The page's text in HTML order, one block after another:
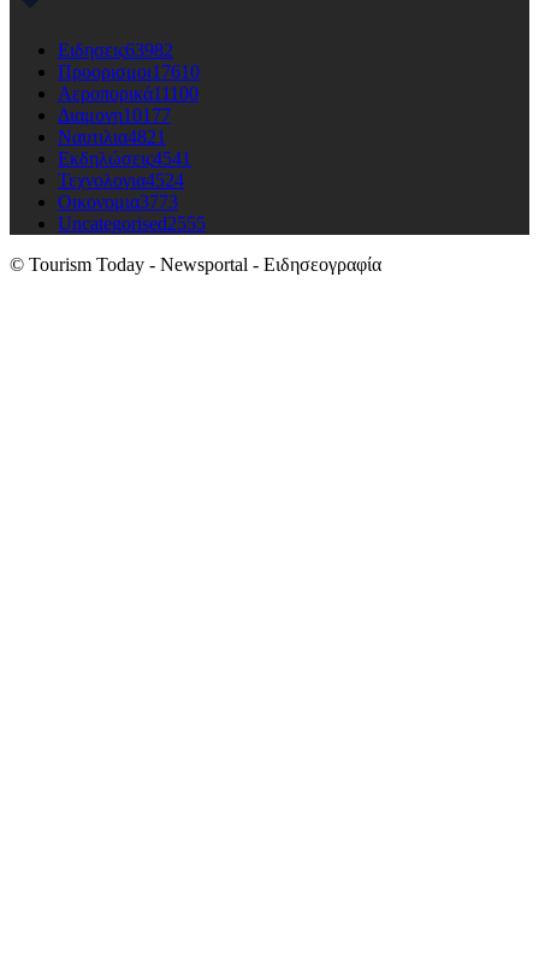
Ειδησεις63982
Προορισμοι17610
Αεροπορικά11100
Διαμονη10177
Ναυτιλια4821
Εκδηλώσεις4541
Τεχνολογια4524
Οικονομια3773
Uncategorised2555
© Tourism Today - Newsportal - Ειδησεογραφία